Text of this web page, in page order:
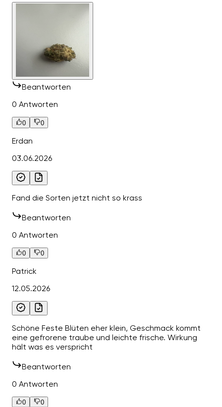
Beantworten
0 Antworten
0 0
Erdan
03.06.2026
Fand die Sorten jetzt nicht so krass
Beantworten
0 Antworten
0 0
Patrick
12.05.2026
Schöne Feste Blüten eher klein, Geschmack kommt
eine gefrorene traube und leichte frische. Wirkung
hält was es verspricht
Beantworten
0 Antworten
0 0